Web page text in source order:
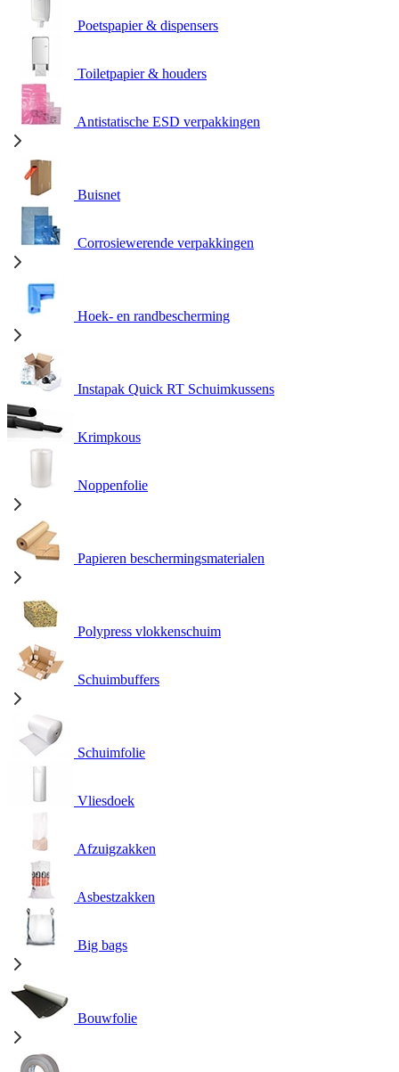
Poetspapier & dispensers
Toiletpapier & houders
Antistatische ESD verpakkingen
Buisnet
Corrosiewerende verpakkingen
Hoek- en randbescherming
Instapak Quick RT Schuimkussens
Krimpkous
Noppenfolie
Papieren beschermingsmaterialen
Polypress vlokkenschuim
Schuimbuffers
Schuimfolie
Vliesdoek
Afzuigzakken
Asbestzakken
Big bags
Bouwfolie